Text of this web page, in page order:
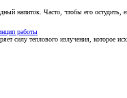
напиток. Часто, чтобы его остудить,
работы
силу теплового излучения, которое